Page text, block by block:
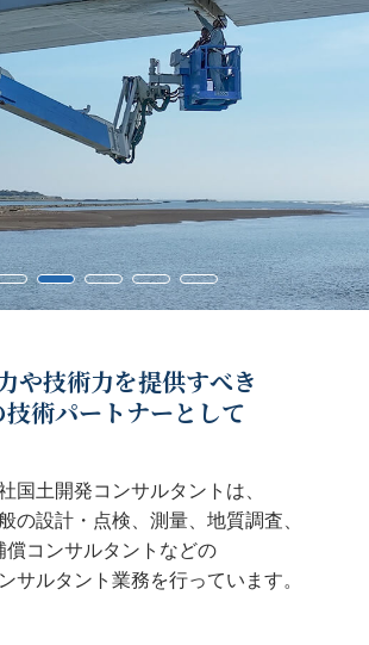
や技術力を提供すべき
技術パートナーとして
国土開発コンサルタントは、
の設計・点検、 測量、地質調査、
償コンサルタントなどの
サルタント業務を行っています。